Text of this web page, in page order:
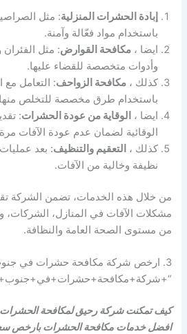
إبادة الحشرات المنزلية: مثل
باستخدام مواد فعّالة وآمنة.
ايضا ،مكافحة القوارض: مثل
وأدوات متخصصة للقضاء عليها.
كذلك ،مكافحة الزواحف: التعامل مع
باستخدام طرق مخصصة للتخلص
ايضا ، الوقاية من عودة الحشرات:
الوقائية لضمان عدم عودة الآفات
كذلك ، التعقيم والتنظيف: بعد
نظيفة وخالية من الآفات.
من خلال هذه الخدمات، تضمن الشركة
مشكلات الآفات في المنازل، الشركات،
من مستوى الصحة العامة والنظافة.
3. ارخص شركة مكافحة حشرات في
كيف تمكنت شركة رحيق لمكافحة
افضل خدمات مكافحة الحشرات بارخص